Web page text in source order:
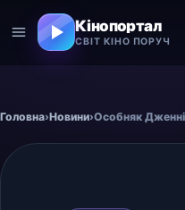
Кінопортал
СВІТ КІНО ПОРУЧ
Головна›Новини›Особняк